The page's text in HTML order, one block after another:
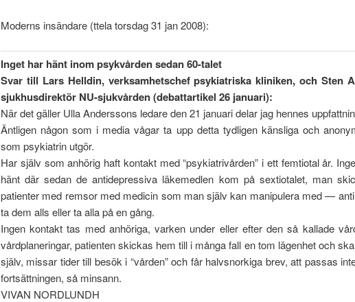
Moderns insändare (ttela torsdag 31 jan 2008):
Inget har hänt inom psykvården sedan 60-talet
Svar till Lars Helldin, verksamhetschef psykiatriska kliniken, och Sten
sjukhusdirektör NU-sjukvården (debattartikel 26 januari):
När det gäller Ulla Anderssons ledare den 21 januari delar jag hennes
Äntligen någon som i media vågar ta upp detta tydligen känsliga och
som psykiatrin utgör.
Har själv som anhörig haft kontakt med “psykiatrivården” i ett femtiotal år.
hänt där sedan de antidepressiva läkemedlen kom på sextiotalet, man
patienter med remsor med medicin som man själv kan manipulera med —
ta dem alls eller ta alla på en gång.
Ingen kontakt tas med anhöriga, varken under eller efter den så kallade
vårdplaneringar, patienten skickas hem till i många fall en tom lägenhet och
själv, missar tider till besök i “vården” och får halvsnorkiga brev, att passas
fortsättningen, så minsann.
VIVAN NORDLUNDH